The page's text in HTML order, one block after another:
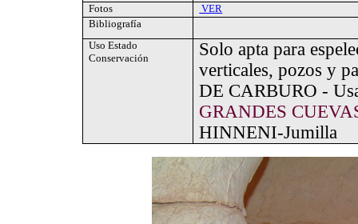
Fotos
VER
Bibliografía
Uso Estado
Conservación
Solo apta para
verticales, pozos y
DE CARBURO -
GRANDES
HINNENI-Jumilla